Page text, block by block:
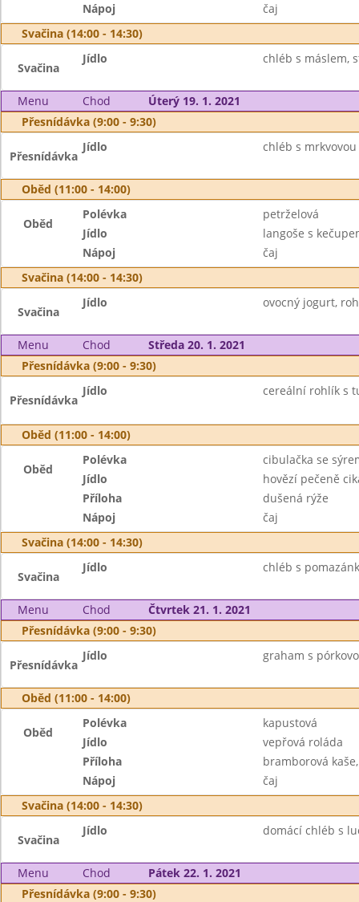
Nápoj
čaj
Svačina (14:00 - 14:30)
Svačina
Jídlo chléb s máslem,
Menu Chod
Úterý 19. 1. 2021
Přesnídávka (9:00 - 9:30)
Přesnídávka
Jídlo chléb s
Oběd (11:00 - 14:00)
Oběd
Polévka
petrželová
Jídlo
langoše s
Nápoj
čaj
Svačina (14:00 - 14:30)
Svačina
Jídlo ovocný jogurt,
Menu Chod
Středa 20. 1. 2021
Přesnídávka (9:00 - 9:30)
Přesnídávka
Jídlo cereální rohlík s
Oběd (11:00 - 14:00)
Oběd
Polévka
cibulačka se
Jídlo
hovězí pečeně
Příloha
dušená rýže
Nápoj
čaj
Svačina (14:00 - 14:30)
Svačina
Jídlo chléb s
Menu Chod
Čtvrtek 21. 1. 2021
Přesnídávka (9:00 - 9:30)
Přesnídávka
Jídlo graham s
Oběd (11:00 - 14:00)
Oběd
Polévka
kapustová
Jídlo
vepřová roláda
Příloha
bramborová
Nápoj
čaj
Svačina (14:00 - 14:30)
Svačina
Jídlo domácí chléb s
Menu Chod
Pátek 22. 1. 2021
Přesnídávka (9:00 - 9:30)